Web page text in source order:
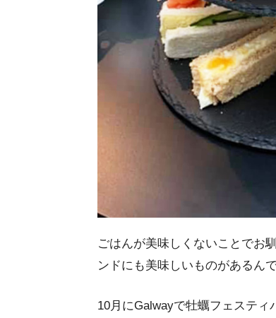
ごはんが美味しくないことでお
ンドにも美味しいものがあるん
10月にGalwayで牡蠣フェステ